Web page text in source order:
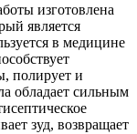
изготовлена
является
в медицине
полирует и
обладает сильным
зуд, возвращает